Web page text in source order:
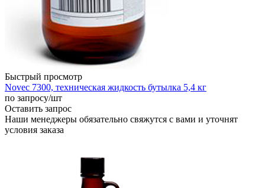
Быстрый просмотр
Novec 7300, техническая жидкость бутылка 5,4 кг
по запросу/шт
Оставить запрос
Наши менеджеры обязательно свяжутся с вами и уточнят
условия заказа